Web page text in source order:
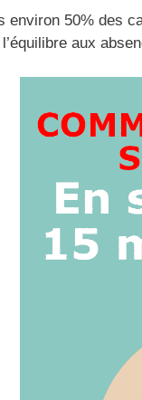
environ 50% des
aux